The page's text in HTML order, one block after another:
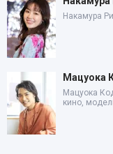
Накамура
Мацуока
Мацуока
кино,